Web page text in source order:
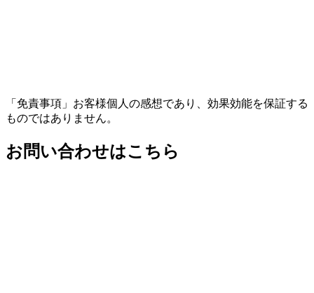
「免責事項」お客様個人の感想であり、効果効能を保証する
ものではありません。
お問い合わせはこちら